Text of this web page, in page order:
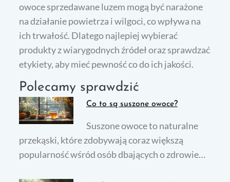
owoce sprzedawane luzem mogą być narażone
na działanie powietrza i wilgoci, co wpływa na
ich trwałość. Dlatego najlepiej wybierać
produkty z wiarygodnych źródeł oraz sprawdzać
etykiety, aby mieć pewność co do ich jakości.
Polecamy sprawdzić
Co to są suszone owoce?
Suszone owoce to naturalne
przekąski, które zdobywają coraz większą
popularność wśród osób dbających o zdrowie…